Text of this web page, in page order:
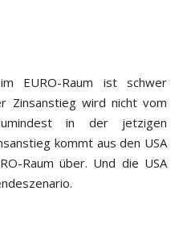
EURO-Raum ist schwer
Zinsanstieg wird nicht vom
in der jetzigen
kommt aus den USA
Raum über. Und die USA